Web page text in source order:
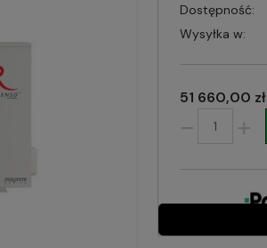
Dostępność:
Wysyłka w:
51 660,00 zł